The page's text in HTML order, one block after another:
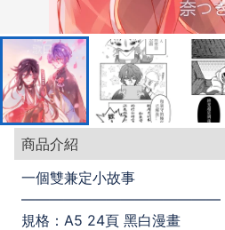
商品介紹
一個雙兼定小故事
——————————————
規格：A5 24頁 黑白漫畫